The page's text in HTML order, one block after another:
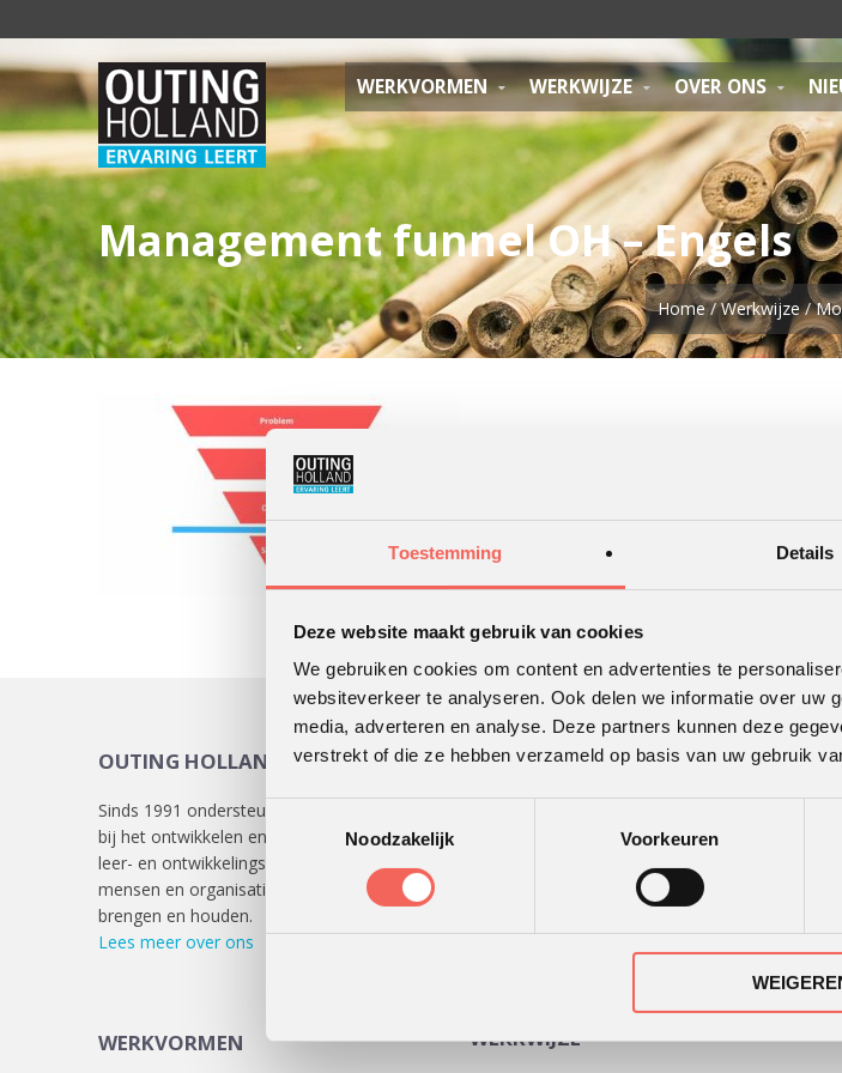
Toestemming Details
Deze website maakt gebruik van cookies
We gebruiken cookies om content en advertenties te
websiteverkeer te analyseren. Ook delen we informatie over uw
media, adverteren en analyse. Deze partners kunnen deze
verstrekt of die ze hebben verzameld op basis van uw gebruik
Noodzakelijk
Voorkeuren
WERKVORMEN WERKWIJZE OVER ONS
Management funnel OH – Engels
Home/Werkwijze/
OUTING HOLLAND
Sinds 1991 ondersteunen we klanten
bij het ontwikkelen en uitvoeren van
leer- en ontwikkelingsprocessen die
mensen en organisaties in beweging
brengen en houden.
Lees meer over ons
WERKVORMEN
KLANTWAARDERING
verschillende klanten.
30 recensies
WERKWIJZE